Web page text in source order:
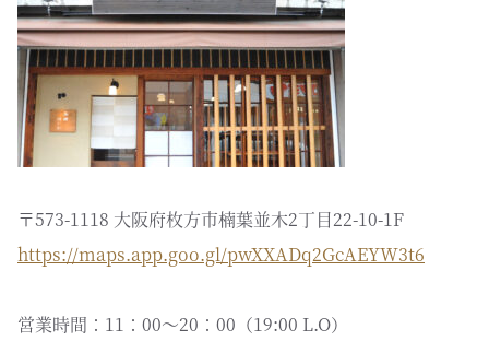
〒573-1118 大阪府枚方市楠葉並木2丁目22-10-1F
https://maps.app.goo.gl/pwXXADq2GcAEYW3t6
営業時間：11：00～20：00（19:00 L.O）